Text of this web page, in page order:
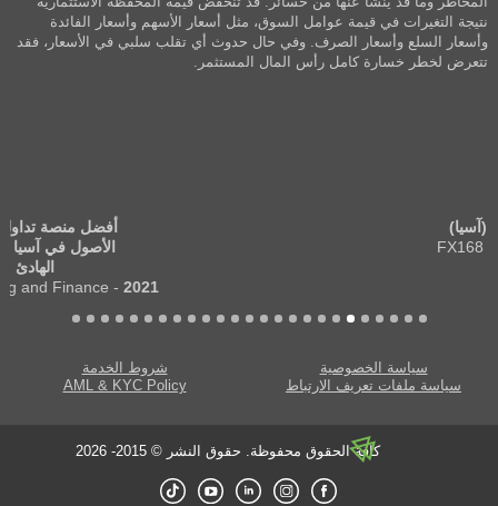
نتيجة التغيرات في قيمة عوامل السوق، مثل أسعار الأسهم وأسعار الفائدة
وأسعار السلع وأسعار الصرف. وفي حال حدوث أي تقلب سلبي في الأسعار، فقد
تتعرض لخطر خسارة كامل رأس المال المستثمر.
أفضل منصة تداول متعددة
الأصول في آسيا والمحيط
سياسة الخصوصية
شروط الخدمة
سياسة ملفات تعريف الارتباط
AML & KYC Policy
كافة الحقوق محفوظة. حقوق النشر © 2015- 2026